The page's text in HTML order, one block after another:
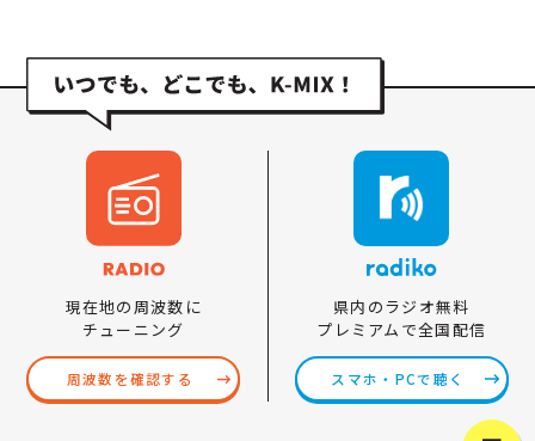
現在地の周波数に
チューニング
周波数を確認する
県内のラジオ無料
プレミアムで全国配信
スマホ・PCで聴く